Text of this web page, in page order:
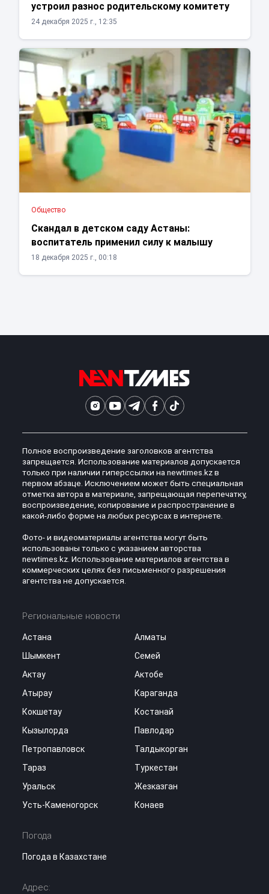
устроил разнос родительскому комитету
24 декабря 2025 г., 12:35
Общество
Скандал в детском саду Астаны:
воспитатель применил силу к малышу
18 декабря 2025 г., 00:18
Полное воспроизведение заголовков агентства
запрещается. Использование материалов допускается
только при наличии гиперссылки на newtimes.kz в
первом абзаце. Исключением может быть специальная
отметка автора в материале, запрещающая перепечатку,
воспроизведение, копирование и распространение в
какой-либо форме на любых ресурсах в интернете.
Фото- и видеоматериалы агентства могут быть
использованы только с указанием авторства
newtimes.kz. Использование материалов агентства в
коммерческих целях без письменного разрешения
агентства не допускается.
Региональные новости
Астана
Алматы
Шымкент
Семей
Актау
Актобе
Атырау
Караганда
Кокшетау
Костанай
Кызылорда
Павлодар
Петропавловск
Талдыкорган
Тараз
Туркестан
Уральск
Жезказган
Усть-Каменогорск
Конаев
Погода
Погода в Казахстане
Адрес: